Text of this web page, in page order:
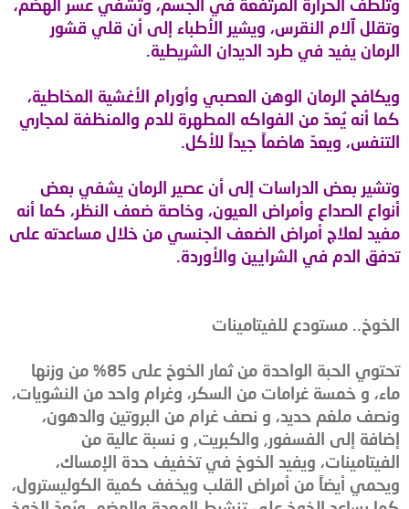
وتلطّف الحرارة المرتفعة في الجسم، وتشفي عسر الهضم،
وتقلل آلام النقرس، ويشير الأطباء إلى أن قلي قشور
الرمان يفيد في طرد الديدان الشريطية.
ويكافح الرمان الوهن العصبي وأورام الأغشية المخاطية،
كما أنه يُعدّ من الفواكه المطهرة للدم والمنظفة لمجاري
التنفس، ويعدّ هاضماً جيداً للأكل.
وتشير بعض الدراسات إلى أن عصير الرمان يشفي بعض
أنواع الصداع وأمراض العيون، وخاصة ضعف النظر، كما أنه
مفيد لعلاج أمراض الضعف الجنسي من خلال مساعدته على
تدفق الدم في الشرايين والأوردة.
الخوخ.. مستودع للفيتامينات
تحتوي الحبة الواحدة من ثمار الخوخ على 85% من وزنها
ماء، و خمسة غرامات من السكر، وغرام واحد من النشويات،
ونصف ملغم حديد، و نصف غرام من البروتين والدهون،
إضافة إلى الفسفور, والكبريت, و نسبة عالية من
الفيتامينات، ويفيد الخوخ في تخفيف حدة الإمساك،
ويحمي أيضاً من أمراض القلب ويخفف كمية الكوليسترول،